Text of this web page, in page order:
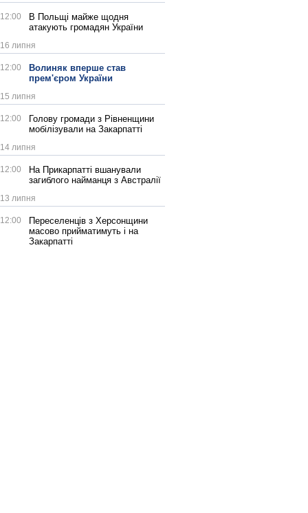
12:00
В Польщі майже щодня
атакують громадян України
16 липня
12:00
Волиняк вперше став
прем'єром України
15 липня
12:00
Голову громади з Рівненщини
мобілізували на Закарпатті
14 липня
12:00
На Прикарпатті вшанували
загиблого найманця з Австралії
13 липня
12:00
Переселенців з Херсонщини
масово прийматимуть і на
Закарпатті